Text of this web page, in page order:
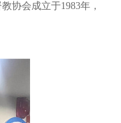
协会成立于1983年，